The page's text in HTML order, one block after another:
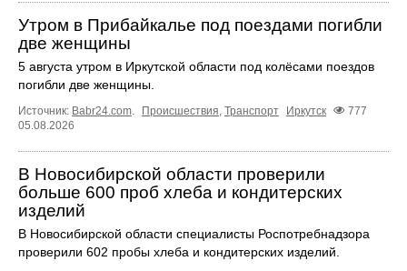
Утром в Прибайкалье под поездами погибли
две женщины
5 августа утром в Иркутской области под колёсами поездов
погибли две женщины.
Источник: Babr24.com. Происшествия, Транспорт Иркутск
777
05.08.2026
В Новосибирской области проверили
больше 600 проб хлеба и кондитерских
изделий
В Новосибирской области специалисты Роспотребнадзора
проверили 602 пробы хлеба и кондитерских изделий.